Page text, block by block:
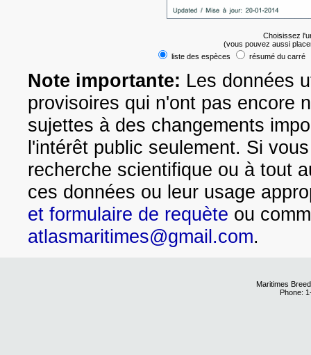
Choisissez
(vous pouvez aussi
liste des espèces
résumé du carré
Note importante: Les données
provisoires qui n'ont pas encore
sujettes à des changements
l'intérêt public seulement. Si
recherche scientifique ou à tout
ces données ou leur usage
et formulaire de requète ou
atlasmaritimes@gmail.com.
Maritimes
Phone: